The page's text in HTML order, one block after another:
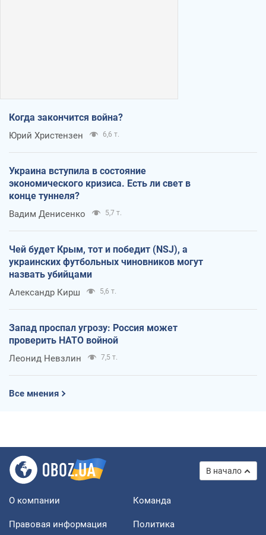
Когда закончится война?
Юрий Христензен 6,6 т.
Украина вступила в состояние
экономического кризиса. Есть ли свет в
конце туннеля?
Вадим Денисенко 5,7 т.
Чей будет Крым, тот и победит (NSJ), а
украинских футбольных чиновников могут
назвать убийцами
Александр Кирш 5,6 т.
Запад проспал угрозу: Россия может
проверить НАТО войной
Леонид Невзлин 7,5 т.
Все мнения
В начало
О компании Команда
Правовая информация
Политика